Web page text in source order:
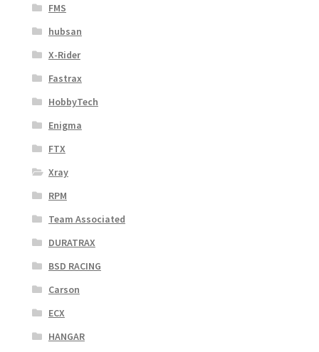
FMS
hubsan
X-Rider
Fastrax
HobbyTech
Enigma
FTX
Xray
RPM
Team Associated
DURATRAX
BSD RACING
Carson
ECX
HANGAR